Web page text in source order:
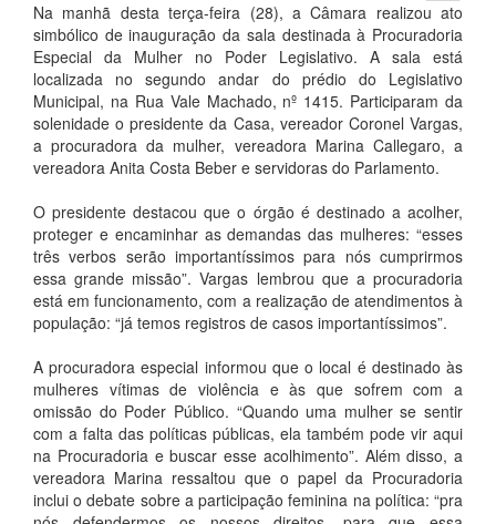
Na manhã desta terça-feira (28), a Câmara realizou ato
simbólico de inauguração da sala destinada à Procuradoria
Especial da Mulher no Poder Legislativo. A sala está
localizada no segundo andar do prédio do Legislativo
Municipal, na Rua Vale Machado, nº 1415. Participaram da
solenidade o presidente da Casa, vereador Coronel Vargas,
a procuradora da mulher, vereadora Marina Callegaro, a
vereadora Anita Costa Beber e servidoras do Parlamento.
O presidente destacou que o órgão é destinado a acolher,
proteger e encaminhar as demandas das mulheres: “esses
três verbos serão importantíssimos para nós cumprirmos
essa grande missão”. Vargas lembrou que a procuradoria
está em funcionamento, com a realização de atendimentos à
população: “já temos registros de casos importantíssimos”.
A procuradora especial informou que o local é destinado às
mulheres vítimas de violência e às que sofrem com a
omissão do Poder Público. “Quando uma mulher se sentir
com a falta das políticas públicas, ela também pode vir aqui
na Procuradoria e buscar esse acolhimento”. Além disso, a
vereadora Marina ressaltou que o papel da Procuradoria
inclui o debate sobre a participação feminina na política: “pra